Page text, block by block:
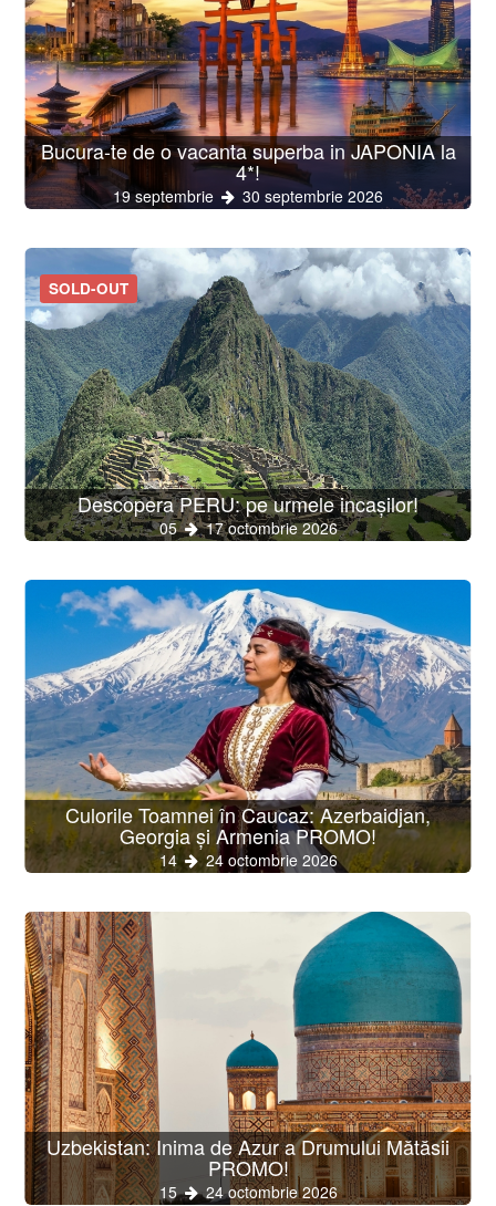
Bucura-te de o vacanta superba in JAPONIA la
4*!
19 septembrie 30 septembrie 2026
SOLD-OUT
Descopera PERU: pe urmele incașilor!
05 17 octombrie 2026
Culorile Toamnei în Caucaz: Azerbaidjan,
Georgia și Armenia PROMO!
14 24 octombrie 2026
Uzbekistan: Inima de Azur a Drumului Mătăsii
PROMO!
15 24 octombrie 2026